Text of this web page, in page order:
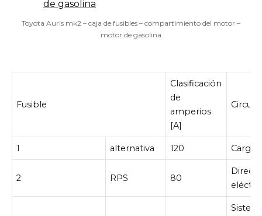
Toyota Auris mk2 – caja de fusibles – compartimiento del motor –
motor de gasolina
Fusible
Clasificación
de
amperios
[A]
1 alternativa 120
2 RPS 80